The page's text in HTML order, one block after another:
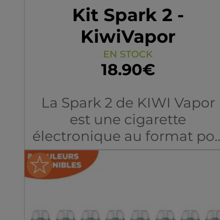
Kit Spark 2 -
KiwiVapor
EN STOCK
18.90€
La Spark 2 de KIWI Vapor
est une cigarette
électronique au format
pensée pour une
simple et intuitive. Elle